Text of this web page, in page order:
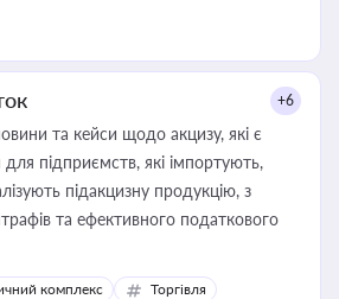
+6
та кейси щодо акцизу, які є
підприємств, які імпортують,
підакцизну продукцію, з
та ефективного податкового
комплекс
Торгівля